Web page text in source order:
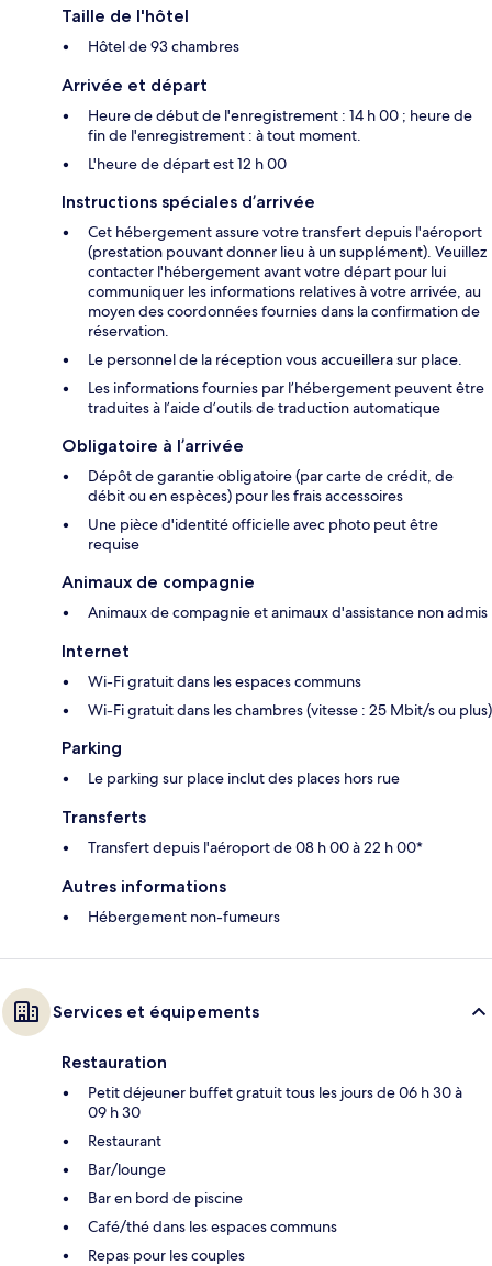
Taille de l'hôtel
Hôtel de 93 chambres
Arrivée et départ
Heure de début de l'enregistrement : 14 h 00 ; heure de
fin de l'enregistrement : à tout moment.
L'heure de départ est 12 h 00
Instructions spéciales d’arrivée
Cet hébergement assure votre transfert depuis l'aéroport
(prestation pouvant donner lieu à un supplément). Veuillez
contacter l'hébergement avant votre départ pour lui
communiquer les informations relatives à votre arrivée, au
moyen des coordonnées fournies dans la confirmation de
réservation.
Le personnel de la réception vous accueillera sur place.
Les informations fournies par l’hébergement peuvent être
traduites à l’aide d’outils de traduction automatique
Obligatoire à l’arrivée
Dépôt de garantie obligatoire (par carte de crédit, de
débit ou en espèces) pour les frais accessoires
Une pièce d'identité officielle avec photo peut être
requise
Animaux de compagnie
Animaux de compagnie et animaux d'assistance non admis
Internet
Wi-Fi gratuit dans les espaces communs
Wi-Fi gratuit dans les chambres (vitesse : 25 Mbit/s ou plus)
Parking
Le parking sur place inclut des places hors rue
Transferts
Transfert depuis l'aéroport de 08 h 00 à 22 h 00*
Autres informations
Hébergement non-fumeurs
Services et équipements
Restauration
Petit déjeuner buffet gratuit tous les jours de 06 h 30 à
09 h 30
Restaurant
Bar/lounge
Bar en bord de piscine
Café/thé dans les espaces communs
Repas pour les couples